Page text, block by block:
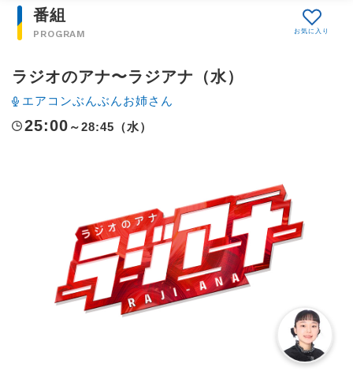
番組
PROGRAM
ラジオのアナ〜ラジアナ（水）
エアコンぶんぶんお姉さん
25:00 ～28:45（水）